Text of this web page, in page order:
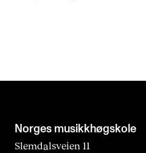
Norges musikk­høgskole
Slemdalsveien 11